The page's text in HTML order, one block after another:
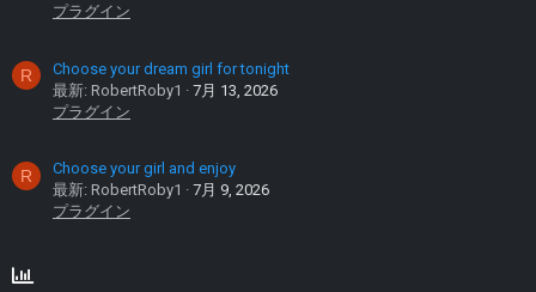
プラグイン
R
Choose your dream girl for tonight
最新: RobertRoby1
7月 13, 2026
プラグイン
R
Choose your girl and enjoy
最新: RobertRoby1
7月 9, 2026
プラグイン